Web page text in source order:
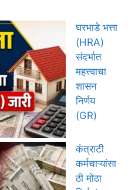
घरभाडे भत्ता
(HRA)
संदर्भात
महत्त्वाचा
शासन
निर्णय
(GR)
कंत्राटी
कर्मचाऱ्यांसा
ठी मोठा